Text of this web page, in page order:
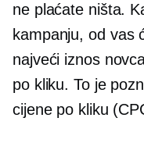
ne plaćate ništa.
kampanju, od vas
najveći iznos
po kliku. To je
cijene po kliku